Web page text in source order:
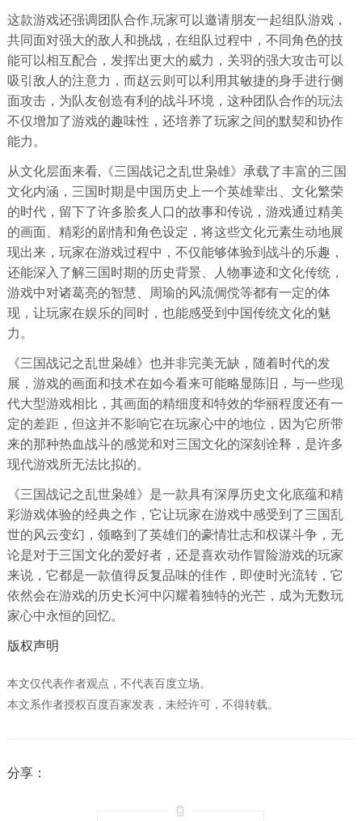
这款游戏还强调团队合作,玩家可以邀请朋友一起组队游戏，
共同面对强大的敌人和挑战，在组队过程中，不同角色的技
能可以相互配合，发挥出更大的威力，关羽的强大攻击可以
吸引敌人的注意力，而赵云则可以利用其敏捷的身手进行侧
面攻击，为队友创造有利的战斗环境，这种团队合作的玩法
不仅增加了游戏的趣味性，还培养了玩家之间的默契和协作
能力。
从文化层面来看,《三国战记之乱世枭雄》承载了丰富的三国
文化内涵，三国时期是中国历史上一个英雄辈出、文化繁荣
的时代，留下了许多脍炙人口的故事和传说，游戏通过精美
的画面、精彩的剧情和角色设定，将这些文化元素生动地展
现出来，玩家在游戏过程中，不仅能够体验到战斗的乐趣，
还能深入了解三国时期的历史背景、人物事迹和文化传统，
游戏中对诸葛亮的智慧、周瑜的风流倜傥等都有一定的体
现，让玩家在娱乐的同时，也能感受到中国传统文化的魅
力。
《三国战记之乱世枭雄》也并非完美无缺，随着时代的发
展，游戏的画面和技术在如今看来可能略显陈旧，与一些现
代大型游戏相比，其画面的精细度和特效的华丽程度还有一
定的差距，但这并不影响它在玩家心中的地位，因为它所带
来的那种热血战斗的感觉和对三国文化的深刻诠释，是许多
现代游戏所无法比拟的。
《三国战记之乱世枭雄》是一款具有深厚历史文化底蕴和精
彩游戏体验的经典之作，它让玩家在游戏中感受到了三国乱
世的风云变幻，领略到了英雄们的豪情壮志和权谋斗争，无
论是对于三国文化的爱好者，还是喜欢动作冒险游戏的玩家
来说，它都是一款值得反复品味的佳作，即使时光流转，它
依然会在游戏的历史长河中闪耀着独特的光芒，成为无数玩
家心中永恒的回忆。
版权声明
本文仅代表作者观点，不代表百度立场。
本文系作者授权百度百家发表，未经许可，不得转载。
分享：